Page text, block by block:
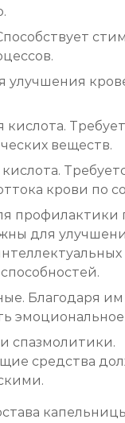
алкоголизма
улучшения
кислота.
веществ.
крови по
профилактики
для
Благодаря им
эмоциональное
спазмолитики.
средства